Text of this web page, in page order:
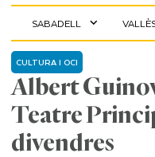
SABADELL expand_more
Albert
Teatre
divendres
CULTURA I OCI